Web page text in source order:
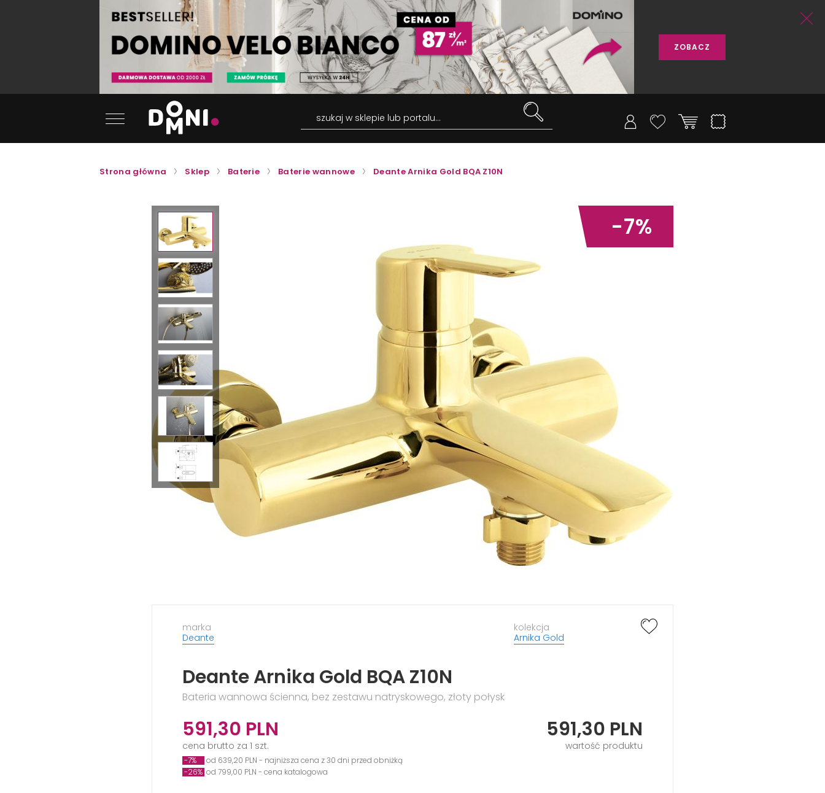
ZOBACZ
szukaj w sklepie lub portalu...
Strona główna Sklep Baterie Baterie wannowe Deante Arnika Gold BQA Z10N
-7%
marka
Deante
kolekcja
Arnika Gold
Deante Arnika Gold BQA Z10N
Bateria wannowa ścienna, bez zestawu natryskowego, złoty połysk
591,30 PLN
cena brutto za 1 szt.
591,30 PLN
wartość produktu
-7%
od 639,20 PLN - najniższa cena z 30 dni przed obniżką
-26% od 799,00 PLN - cena katalogowa